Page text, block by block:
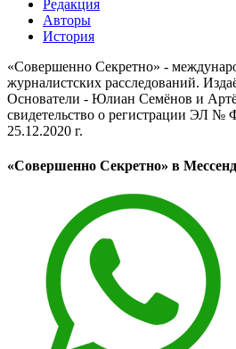
Редакция
Авторы
История
«Совершенно Секретно» -
журналистских расследований.
Основатели - Юлиан Семёнов и
свидетельство о регистрации ЭЛ №
25.12.2020 г.
«Совершенно Секретно» в